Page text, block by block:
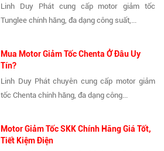
Linh Duy Phát cung cấp motor giảm tốc
Tunglee chính hãng, đa dạng công suất,...
Mua Motor Giảm Tốc Chenta Ở Đâu Uy
Tín?
Linh Duy Phát chuyên cung cấp motor giảm
tốc Chenta chính hãng, đa dạng công...
Motor Giảm Tốc SKK Chính Hãng Giá Tốt,
Tiết Kiệm Điện